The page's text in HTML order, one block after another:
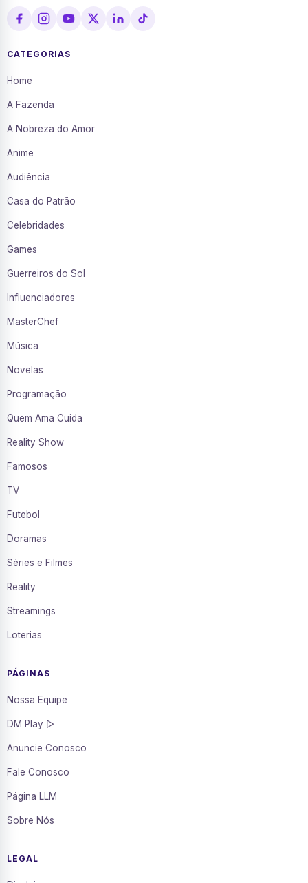
CATEGORIAS
Home
A Fazenda
A Nobreza do Amor
Anime
Audiência
Casa do Patrão
Celebridades
Games
Guerreiros do Sol
Influenciadores
MasterChef
Música
Novelas
Programação
Quem Ama Cuida
Reality Show
Famosos
TV
Futebol
Doramas
Séries e Filmes
Reality
Streamings
Loterias
PÁGINAS
Nossa Equipe
DM Play ▷
Anuncie Conosco
Fale Conosco
Página LLM
Sobre Nós
LEGAL